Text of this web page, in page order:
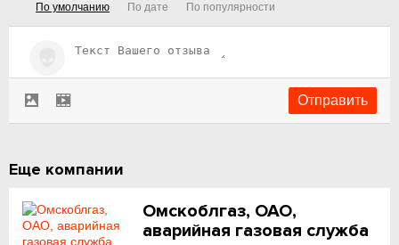
По умолчанию По дате По популярности
Еще компании
Омскоблгаз, ОАО,
аварийная газовая служба